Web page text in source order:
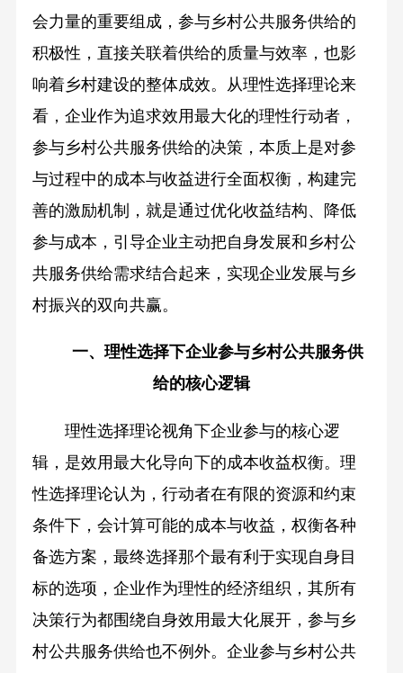
会力量的重要组成，参与乡村公共服务供给的
积极性，直接关联着供给的质量与效率，也影
响着乡村建设的整体成效。从理性选择理论来
看，企业作为追求效用最大化的理性行动者，
参与乡村公共服务供给的决策，本质上是对参
与过程中的成本与收益进行全面权衡，构建完
善的激励机制，就是通过优化收益结构、降低
参与成本，引导企业主动把自身发展和乡村公
共服务供给需求结合起来，实现企业发展与乡
村振兴的双向共赢。
一、理性选择下企业参与乡村公共服务供
给的核心逻辑
理性选择理论视角下企业参与的核心逻
辑，是效用最大化导向下的成本收益权衡。理
性选择理论认为，行动者在有限的资源和约束
条件下，会计算可能的成本与收益，权衡各种
备选方案，最终选择那个最有利于实现自身目
标的选项，企业作为理性的经济组织，其所有
决策行为都围绕自身效用最大化展开，参与乡
村公共服务供给也不例外。企业参与乡村公共